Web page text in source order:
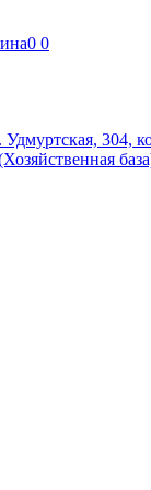
0 0
304,